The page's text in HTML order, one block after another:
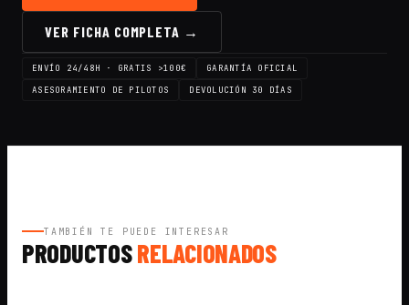
VER FICHA COMPLETA →
ENVÍO 24/48H · GRATIS >100€
GARANTÍA OFICIAL
ASESORAMIENTO DE PILOTOS
DEVOLUCIÓN 30 DÍAS
TAMBIÉN TE PUEDE INTERESAR
PRODUCTOSRELACIONADOS